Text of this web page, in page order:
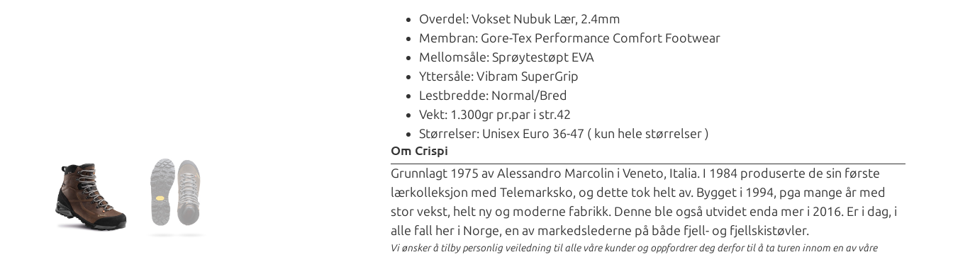
Overdel: Vokset Nubuk Lær, 2.4mm
Membran: Gore-Tex Performance Comfort Footwear
Mellomsåle: Sprøytestøpt EVA
Yttersåle: Vibram SuperGrip
Lestbredde: Normal/Bred
Vekt: 1.300gr pr.par i str.42
Størrelser: Unisex Euro 36-47 ( kun hele størrelser )
Om Crispi
Grunnlagt 1975 av Alessandro Marcolin i Veneto, Italia. I 1984 produserte de sin første
lærkolleksjon med Telemarksko, og dette tok helt av. Bygget i 1994, pga mange år med
stor vekst, helt ny og moderne fabrikk. Denne ble også utvidet enda mer i 2016. Er i dag, i
alle fall her i Norge, en av markedslederne på både fjell- og fjellskistøvler.
Vi ønsker å tilby personlig veiledning til alle våre kunder og oppfordrer deg derfor til å ta turen innom en av våre